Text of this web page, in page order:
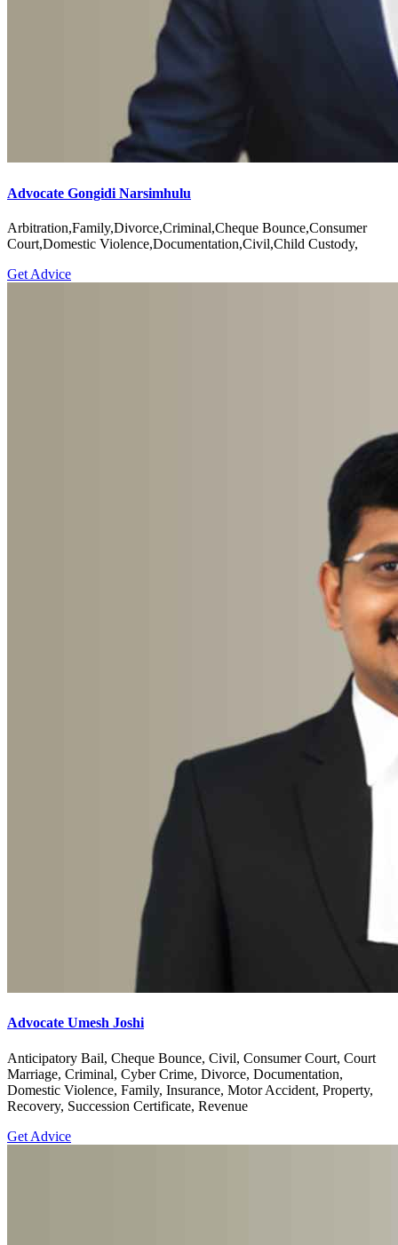
Advocate Gongidi Narsimhulu
Arbitration,Family,Divorce,Criminal,Cheque Bounce,Consumer
Court,Domestic Violence,Documentation,Civil,Child Custody,
Get Advice
Advocate Umesh Joshi
Anticipatory Bail, Cheque Bounce, Civil, Consumer Court, Court
Marriage, Criminal, Cyber Crime, Divorce, Documentation,
Domestic Violence, Family, Insurance, Motor Accident, Property,
Recovery, Succession Certificate, Revenue
Get Advice